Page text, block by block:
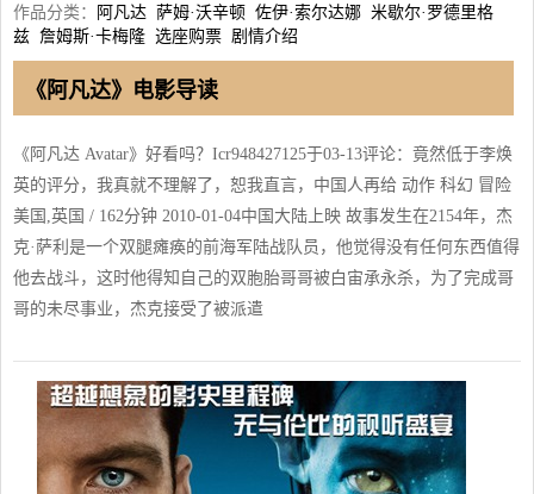
作品分类： 阿凡达 萨姆·沃辛顿 佐伊·索尔达娜 米歇尔·罗德里格
兹 詹姆斯·卡梅隆 选座购票 剧情介绍
《阿凡达》电影导读
《阿凡达 Avatar》好看吗？Icr948427125于03-13评论：竟然低于李焕
英的评分，我真就不理解了，恕我直言，中国人再给 动作 科幻 冒险
美国,英国 / 162分钟 2010-01-04中国大陆上映 故事发生在2154年，杰
克·萨利是一个双腿瘫痪的前海军陆战队员，他觉得没有任何东西值得
他去战斗，这时他得知自己的双胞胎哥哥被白宙承永杀，为了完成哥
哥的未尽事业，杰克接受了被派遣